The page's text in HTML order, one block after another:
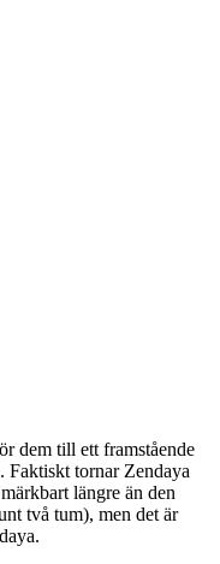
dem till ett framstående
Faktiskt tornar Zendaya
längre än den
två tum), men det är